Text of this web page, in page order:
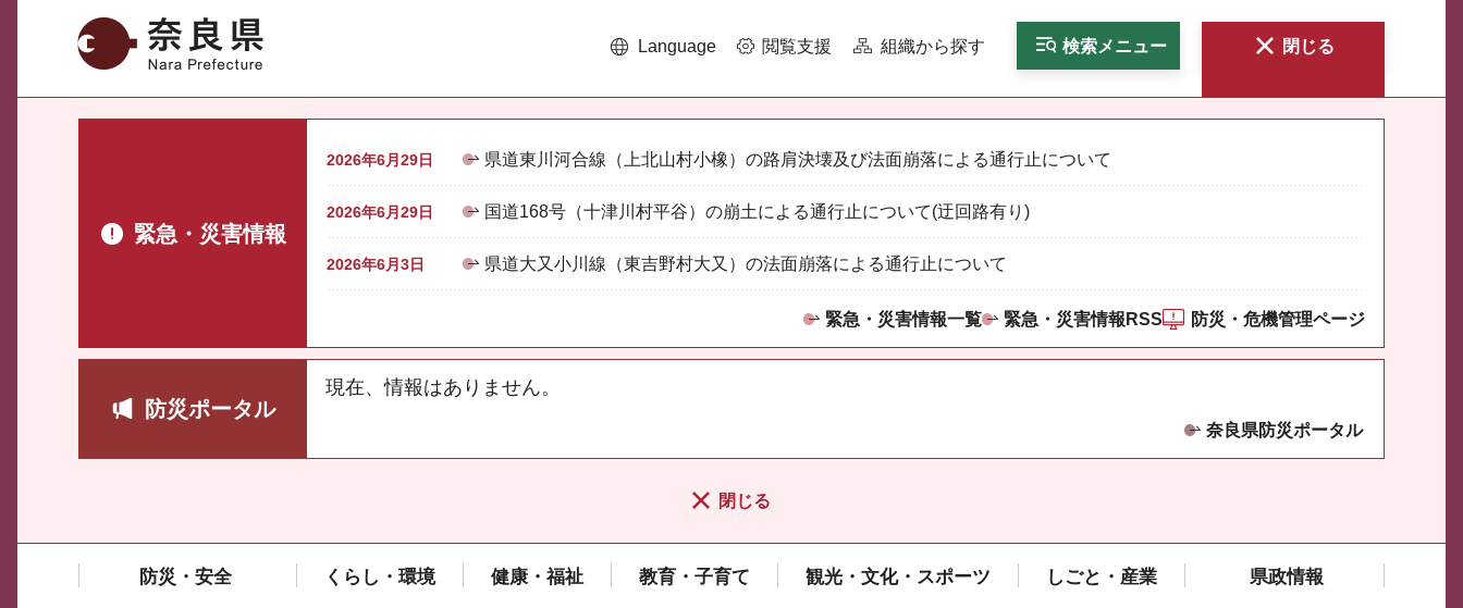
奈良県 Language 閲覧支援 組織から探す 検索メニュー 閉じる
緊急・災害情報
2026年6月29日 県道東川河合線（上北山村小橡）の路肩決壊及び法面崩落による通行止について
2026年6月29日 国道168号（十津川村平谷）の崩土による通行止について(迂回路有り)
2026年6月3日 県道大又小川線（東吉野村大又）の法面崩落による通行止について
緊急・災害情報一覧 緊急・災害情報RSS 防災・危機管理ページ
防災ポータル
現在、情報はありません。
奈良県防災ポータル
閉じる
防災・安全 くらし・環境 健康・福祉 教育・子育て 観光・文化・スポーツ しごと・産業 県政情報